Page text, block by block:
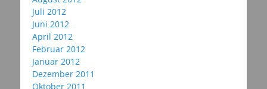
Juli 2012
Juni 2012
April 2012
Februar 2012
Januar 2012
Dezember 2011
Oktober 2011